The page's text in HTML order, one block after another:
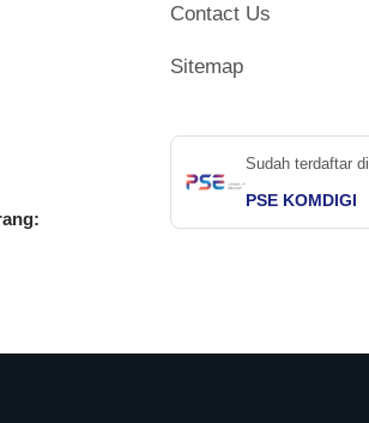
Contact Us
Sitemap
Sudah terdaftar di
PSE KOMDIGI